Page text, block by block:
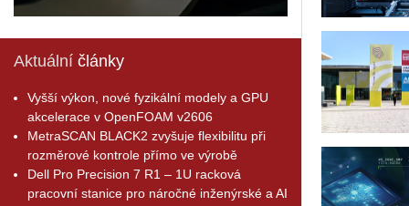
Aktuální články
Vyšší výkon, nové fyzikální modely a GPU
akcelerace v OpenFOAM v2606
MetraSCAN BLACK2 zvyšuje flexibilitu při
rozměrové kontrole přímo ve výrobě
Dell Pro Precision 7 R1 – 1U racková
pracovní stanice pro náročné inženýrské a AI